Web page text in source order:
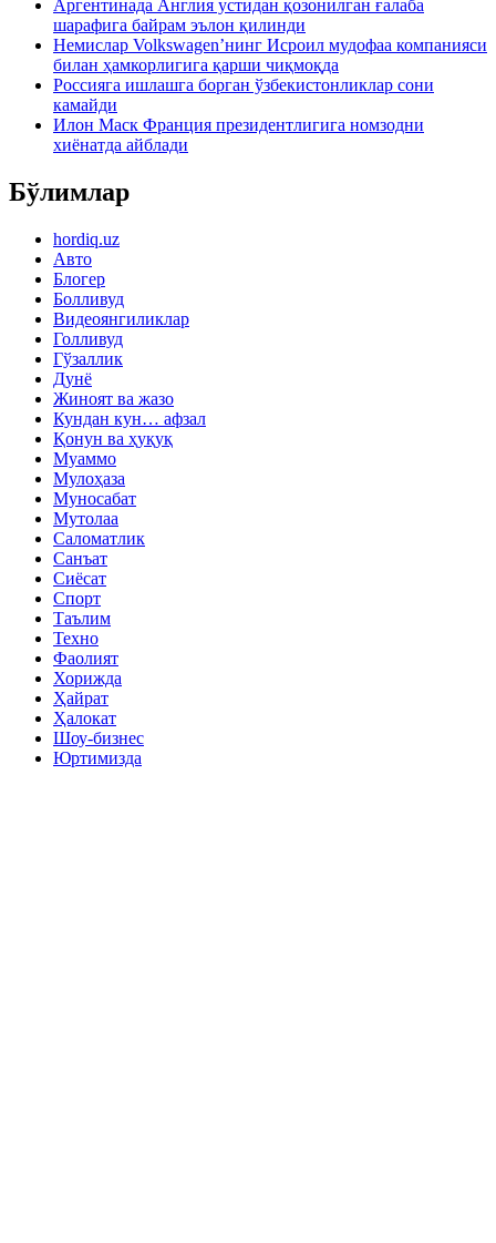
Аргентинада Англия устидан қозонилган ғалаба
шарафига байрам эълон қилинди
Немислар Volkswagen’нинг Исроил мудофаа компанияси
билан ҳамкорлигига қарши чиқмоқда
Россияга ишлашга борган ўзбекистонликлар сони
камайди
Илон Маск Франция президентлигига номзодни
хиёнатда айблади
Бўлимлар
hordiq.uz
Авто
Блогер
Болливуд
Видеоянгиликлар
Голливуд
Гўзаллик
Дунё
Жиноят ва жазо
Кундан кун… афзал
Қонун ва ҳуқуқ
Муаммо
Мулоҳаза
Муносабат
Мутолаа
Саломатлик
Санъат
Сиёсат
Спорт
Таълим
Техно
Фаолият
Хорижда
Ҳайрат
Ҳалокат
Шоу-бизнес
Юртимизда